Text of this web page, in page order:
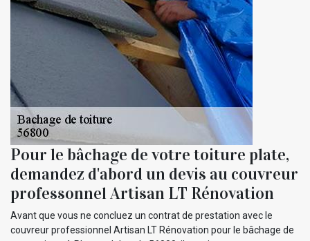
Pour le bâchage de votre toiture plate,
demandez d'abord un devis au couvreur
professonnel Artisan LT Rénovation
Avant que vous ne concluez un contrat de prestation avec le
couvreur professionnel Artisan LT Rénovation pour le bâchage de